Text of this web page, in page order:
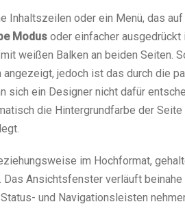
Inhaltszeilen oder ein Menü, das auf
Modus oder einfacher ausgedrückt
weißen Balken an beiden Seiten.
jedoch ist das durch die
sich ein Designer nicht dafür
die Hintergrundfarbe der
im Hochformat,
Ansichtsfenster verläuft
und Navigationsleisten